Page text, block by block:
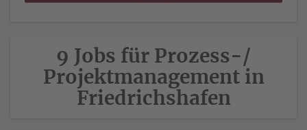
9 Jobs für Prozess-/
Projektmanagement in
Friedrichshafen